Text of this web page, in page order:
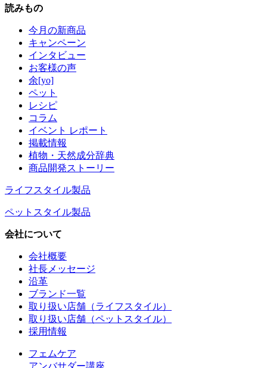
読みもの
今月の新商品
キャンペーン
インタビュー
お客様の声
余[yo]
ペット
レシピ
コラム
イベント レポート
掲載情報
植物・天然成分辞典
商品開発ストーリー
ライフスタイル製品
ペットスタイル製品
会社について
会社概要
社長メッセージ
沿革
ブランド一覧
取り扱い店舗（ライフスタイル）
取り扱い店舗（ペットスタイル）
採用情報
フェムケア
アンバサダー講座